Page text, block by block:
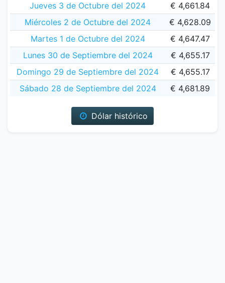
Jueves 3 de Octubre del 2024
€ 4,661.84
Miércoles 2 de Octubre del 2024
€ 4,628.09
Martes 1 de Octubre del 2024
€ 4,647.47
Lunes 30 de Septiembre del 2024
€ 4,655.17
Domingo 29 de Septiembre del 2024
€ 4,655.17
Sábado 28 de Septiembre del 2024
€ 4,681.89
Dólar histórico